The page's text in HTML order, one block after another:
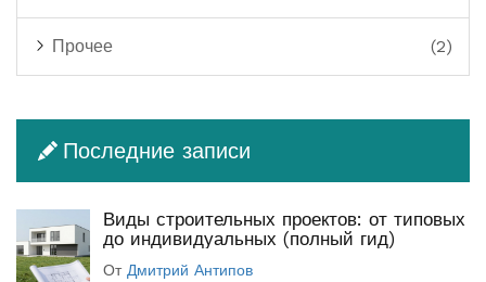
Прочее (2)
Последние записи
Виды строительных проектов: от типовых
до индивидуальных (полный гид)
От Дмитрий Антипов